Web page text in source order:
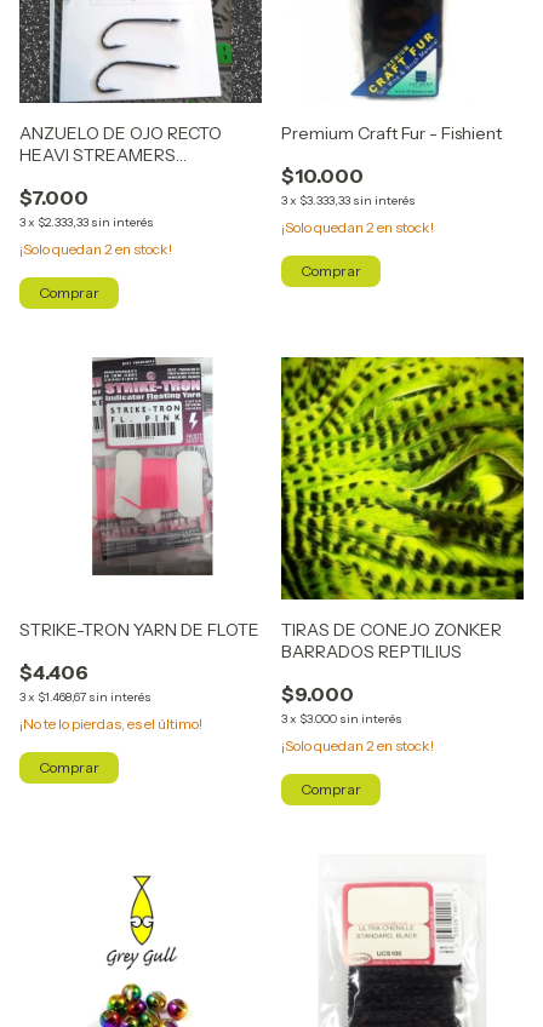
ANZUELO DE OJO RECTO
HEAVI STREAMERS
$7.000
3x $2.333,33 sin interés
¡Solo quedan 2 en stock!
Comprar
Premium Craft Fur - Fishient
$10.000
3x $3.333,33 sin interés
¡Solo quedan 2 en stock!
Comprar
STRIKE-TRON YARN DE FLOTE
$4.406
3x $1.468,67 sin interés
¡No te lo pierdas, es el último!
Comprar
TIRAS DE CONEJO ZONKER
BARRADOS REPTILIUS
$9.000
3x $3.000 sin interés
¡Solo quedan 2 en stock!
Comprar